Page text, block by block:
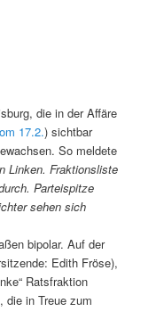
die in der Affäre
17.2.) sichtbar
So meldete
Linken. Fraktionsliste
Parteispitze
sehen sich
bipolar. Auf der
Edith Fröse),
Ratsfraktion
die in Treue zum